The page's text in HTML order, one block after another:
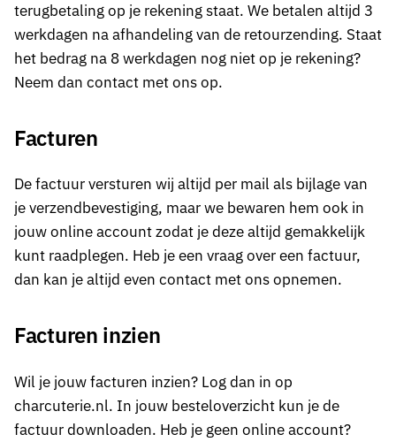
terugbetaling op je rekening staat. We betalen altijd 3
werkdagen na afhandeling van de retourzending. Staat
het bedrag na 8 werkdagen nog niet op je rekening?
Neem dan contact met ons op.
Facturen
De factuur versturen wij altijd per mail als bijlage van
je verzendbevestiging, maar we bewaren hem ook in
jouw online account zodat je deze altijd gemakkelijk
kunt raadplegen. Heb je een vraag over een factuur,
dan kan je altijd even contact met ons opnemen.
Facturen inzien
Wil je jouw facturen inzien? Log dan in op
charcuterie.nl. In jouw besteloverzicht kun je de
factuur downloaden. Heb je geen online account?